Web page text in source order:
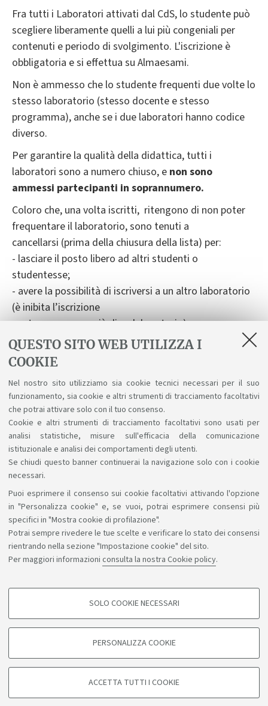
QUESTO SITO WEB UTILIZZA I
COOKIE
Nel nostro sito utilizziamo sia cookie tecnici necessari per il suo
funzionamento, sia cookie e altri strumenti di tracciamento facoltativi
che potrai attivare solo con il tuo consenso.
Cookie e altri strumenti di tracciamento facoltativi sono usati per
analisi statistiche, misure sull'efficacia della comunicazione
istituzionale e analisi dei comportamenti degli utenti.
Se chiudi questo banner continuerai la navigazione solo con i cookie
necessari.
Puoi esprimere il consenso sui cookie facoltativi attivando l'opzione
in "Personalizza cookie" e, se vuoi, potrai esprimere consensi più
specifici in "Mostra cookie di profilazione".
Potrai sempre rivedere le tue scelte e verificare lo stato dei consensi
rientrando nella sezione "Impostazione cookie" del sito.
Per maggiori informazioni consulta la nostra Cookie policy.
COOKIE DI PROFILAZIONE - FACOLTATIVI
degli utenti, creare profili in base al loro comportamento sul sito, per analisi
di marketing.
Google/Youtube Video
SOLO COOKIE NECESSARI
PERSONALIZZA COOKIE
ACCETTA TUTTI I COOKIE
Fra tutti i Laboratori attivati dal CdS, lo studente può
scegliere liberamente quelli a lui più congeniali per
contenuti e periodo di svolgimento. L'iscrizione è
obbligatoria e si effettua su Almaesami.
Non è ammesso che lo studente frequenti due volte lo
stesso laboratorio (stesso docente e stesso
programma), anche se i due laboratori hanno codice
diverso.
Per garantire la qualità della didattica, tutti i
laboratori sono a numero chiuso, e non sono
ammessi partecipanti in soprannumero.
Coloro che, una volta iscritti, ritengono di non poter
frequentare il laboratorio, sono tenuti a
cancellarsi (prima della chiusura della lista) per:
- lasciare il posto libero ad altri studenti o
studentesse;
- avere la possibilità di iscriversi a un altro laboratorio
(è inibita l’iscrizione
contemporanea a più di un laboratorio).
Nel caso in cui lo studente non riesca a cancellarsi
prima della chiusura della lista, deve inviare richiesta di
cancellazione a
didatticascienzeformazione.ufficiodidattico@unibo.it,
specificandoesattamenteil laboratorio del quale
chiede la cancellazione.
Sosteniamo il diritto alla conoscenza
Seguici su:
Bologna - Via Zamboni, 33 - 40126 Bologna - PI: 01131710376 -
CF: 80007010376
Note legali Informazioni sul sito e accessibilità
Impostazioni cookie